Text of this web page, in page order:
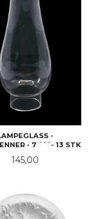
-
- 7 ´´´- 13 STK
Pris
145,00